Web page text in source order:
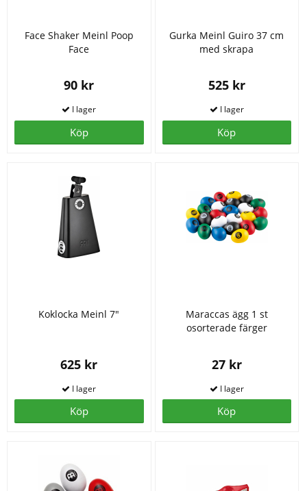
Face Shaker Meinl Poop
Face
90 kr
Köp
Gurka Meinl Guiro 37 cm
med skrapa
525 kr
Köp
Koklocka Meinl 7"
625 kr
Köp
Maraccas ägg 1 st
osorterade färger
27 kr
Köp